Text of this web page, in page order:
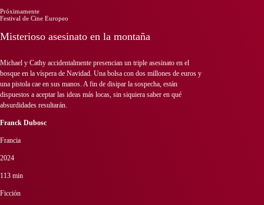
Próximamente
Festival de Cine Europeo
Misterioso asesinato en la montaña
Michael y Cathy accidentalmente presencian un triple asesinato en el
bosque en la víspera de Navidad. Una bolsa con dos millones de euros y
una pistola cae en sus manos. A fin de disipar la sospecha, están
dispuestos a aceptar las ideas más locas, sin siquiera saber en qué
absurdidades resultarán.
Franck Dubosc
Francia
2024
113 min
Ficción